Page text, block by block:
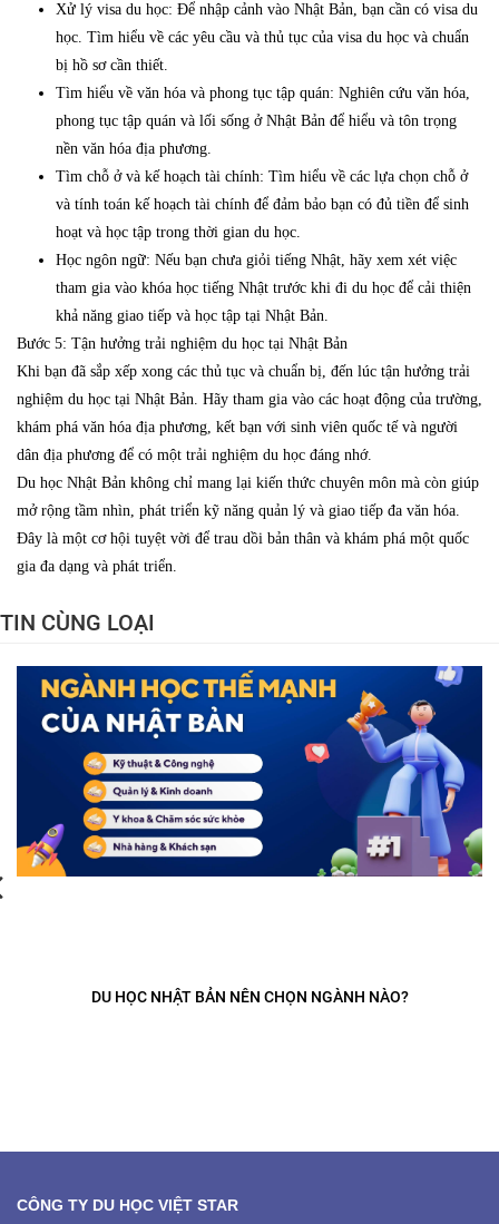
Xử lý visa du học: Để nhập cảnh vào Nhật Bản, bạn cần có visa du
học. Tìm hiểu về các yêu cầu và thủ tục của visa du học và chuẩn
bị hồ sơ cần thiết.
Tìm hiểu về văn hóa và phong tục tập quán: Nghiên cứu văn hóa,
phong tục tập quán và lối sống ở Nhật Bản để hiểu và tôn trọng
nền văn hóa địa phương.
Tìm chỗ ở và kế hoạch tài chính: Tìm hiểu về các lựa chọn chỗ ở
và tính toán kế hoạch tài chính để đảm bảo bạn có đủ tiền để sinh
hoạt và học tập trong thời gian du học.
Học ngôn ngữ: Nếu bạn chưa giỏi tiếng Nhật, hãy xem xét việc
tham gia vào khóa học tiếng Nhật trước khi đi du học để cải thiện
khả năng giao tiếp và học tập tại Nhật Bản.
Bước 5: Tận hưởng trải nghiệm du học tại Nhật Bản
Khi bạn đã sắp xếp xong các thủ tục và chuẩn bị, đến lúc tận hưởng trải
nghiệm du học tại Nhật Bản. Hãy tham gia vào các hoạt động của trường,
khám phá văn hóa địa phương, kết bạn với sinh viên quốc tế và người
dân địa phương để có một trải nghiệm du học đáng nhớ.
Du học Nhật Bản không chỉ mang lại kiến thức chuyên môn mà còn giúp
mở rộng tầm nhìn, phát triển kỹ năng quản lý và giao tiếp đa văn hóa.
Đây là một cơ hội tuyệt vời để trau dồi bản thân và khám phá một quốc
gia đa dạng và phát triển.
TIN CÙNG LOẠI
DU HỌC NHẬT BẢN NÊN CHỌN NGÀNH NÀO?
CÔNG TY DU HỌC VIỆT STAR